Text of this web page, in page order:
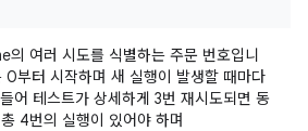
의 여러 시도를 식별하는 주문 번호입니
부터 시작하며 새 실행이 발생할 때마다
어 테스트가 상세하게 3번 재시도되면 동
4번의 실행이 있어야 하며